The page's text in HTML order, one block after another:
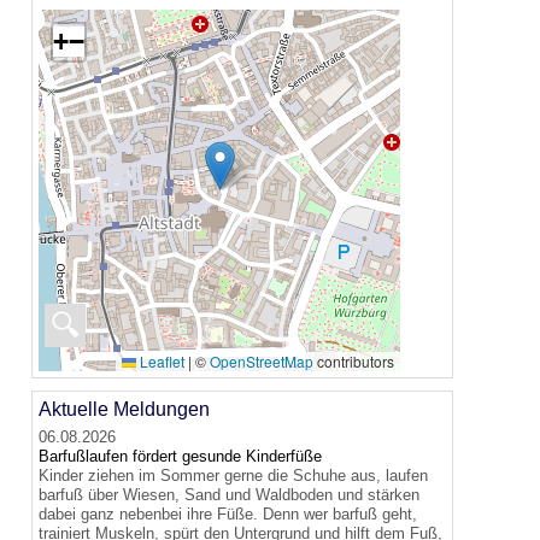
🔍
+−
Leaflet | ©OpenStreetMapcontributors
Aktuelle Meldungen
06.08.2026
Barfußlaufen fördert gesunde Kinderfüße
Kinder ziehen im Sommer gerne die Schuhe aus, laufen
barfuß über Wiesen, Sand und Waldboden und stärken
dabei ganz nebenbei ihre Füße. Denn wer barfuß geht,
trainiert Muskeln, spürt den Untergrund und hilft dem Fuß,